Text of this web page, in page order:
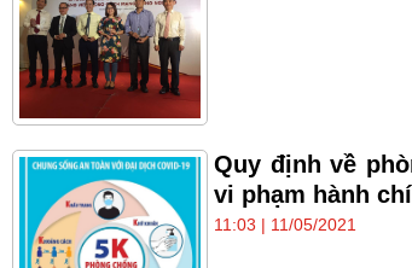
Quy định về
vi phạm hành
11:03 | 11/05/2021